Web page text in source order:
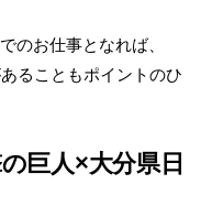
のお仕事となれば、
ることもポイントのひ
巨人×大分県日